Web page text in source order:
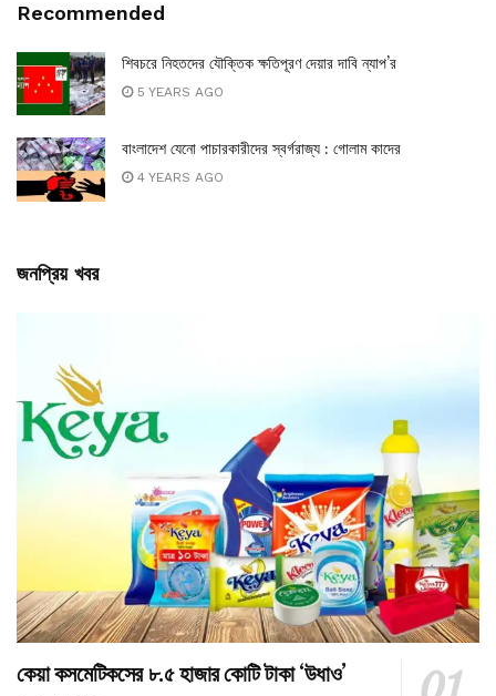
Recommended
শিবচরে নিহতদের যৌক্তিক ক্ষতিপূরণ দেয়ার দাবি ন্যাপ’র
5 YEARS AGO
বাংলাদেশ যেনো পাচারকারীদের স্বর্গরাজ্য : গোলাম কাদের
4 YEARS AGO
জনপ্রিয় খবর
কেয়া কসমেটিকসের ৮.৫ হাজার কোটি টাকা ‘উধাও’